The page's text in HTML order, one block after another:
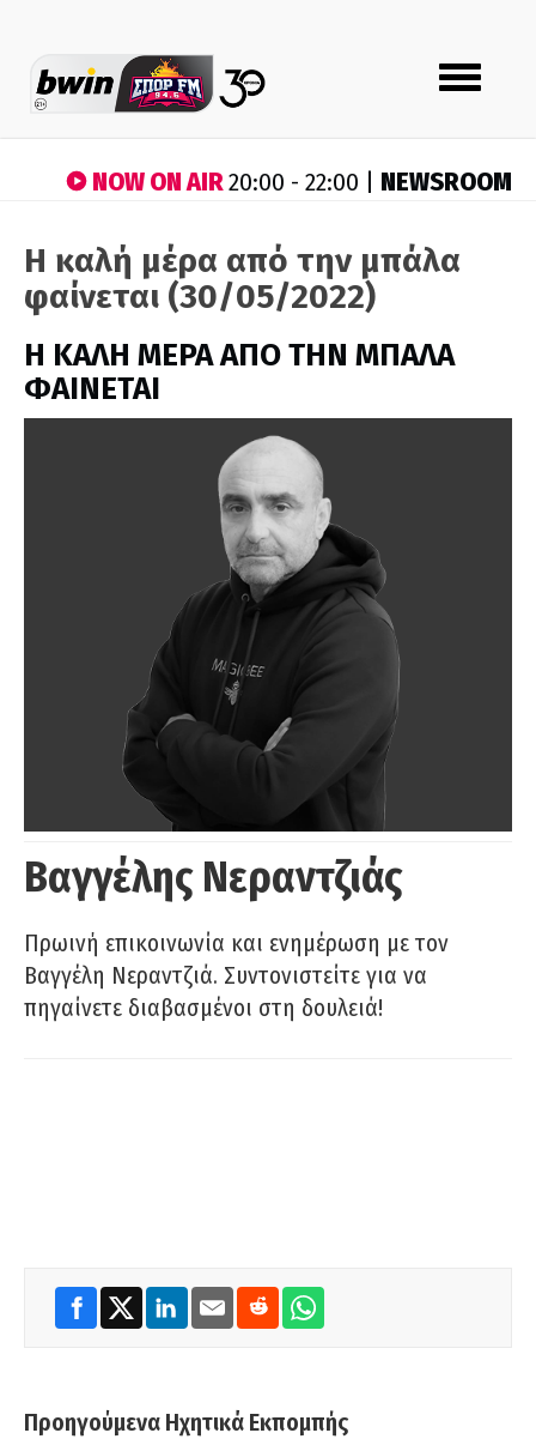
Toggle
navigation
NOW ON AIR20:00 - 22:00 | NEWSROOM
Η καλή μέρα από την μπάλα
φαίνεται (30/05/2022)
H ΚΑΛΗ ΜΕΡΑ ΑΠΟ ΤΗΝ ΜΠΑΛΑ
ΦΑΙΝΕΤΑΙ
Βαγγέλης Νεραντζιάς
Πρωινή επικοινωνία και ενημέρωση με τον
Βαγγέλη Νεραντζιά. Συντονιστείτε για να
πηγαίνετε διαβασμένοι στη δουλειά!
Προηγούμενα Ηχητικά Εκπομπής